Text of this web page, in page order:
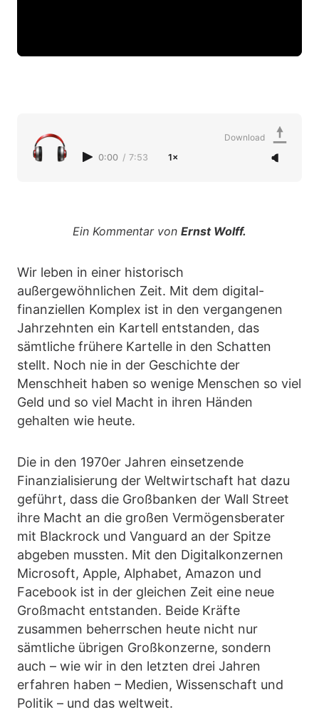
0:00 / 7:53 1×
Download
Ein Kommentar von Ernst Wolff.
Wir leben in einer historisch
außergewöhnlichen Zeit. Mit dem digital-
finanziellen Komplex ist in den vergangenen
Jahrzehnten ein Kartell entstanden, das
sämtliche frühere Kartelle in den Schatten
stellt. Noch nie in der Geschichte der
Menschheit haben so wenige Menschen so viel
Geld und so viel Macht in ihren Händen
gehalten wie heute.
Die in den 1970er Jahren einsetzende
Finanzialisierung der Weltwirtschaft hat dazu
geführt, dass die Großbanken der Wall Street
ihre Macht an die großen Vermögensberater
mit Blackrock und Vanguard an der Spitze
abgeben mussten. Mit den Digitalkonzernen
Microsoft, Apple, Alphabet, Amazon und
Facebook ist in der gleichen Zeit eine neue
Großmacht entstanden. Beide Kräfte
zusammen beherrschen heute nicht nur
sämtliche übrigen Großkonzerne, sondern
auch – wie wir in den letzten drei Jahren
erfahren haben – Medien, Wissenschaft und
Politik – und das weltweit.